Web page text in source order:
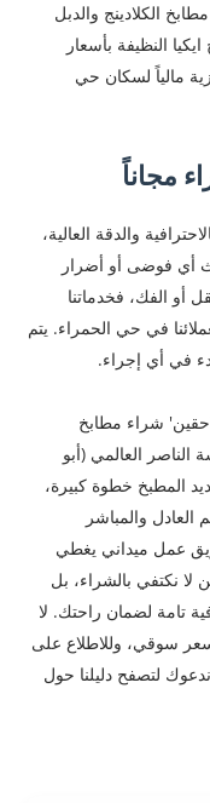
الكلادينج والدبل
النظيفة بأسعار
مالياً لسكان حي
مجاناً
والدقة العالية،
أي فوضى أو أضرار
أو الفك، فخدماتنا
في حي الحمراء. يتم
في أي إجراء.
شراء مطابخ
الناصر العالمي (أبو
المطبخ خطوة كبيرة،
والمباشر
عمل ميداني يغطي
نكتفي بالشراء، بل
تامة لضمان راحتك. لا
سوقي، وللاطلاع على
ندعوك لتصفح دليلنا حول